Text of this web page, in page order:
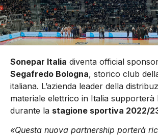
Sonepar Italia diventa official
Segafredo Bologna, storico club
italiana. L’azienda leader della
materiale elettrico in Italia supporterà
durante la stagione sportiva 2022/
«Questa nuova partnership porterà